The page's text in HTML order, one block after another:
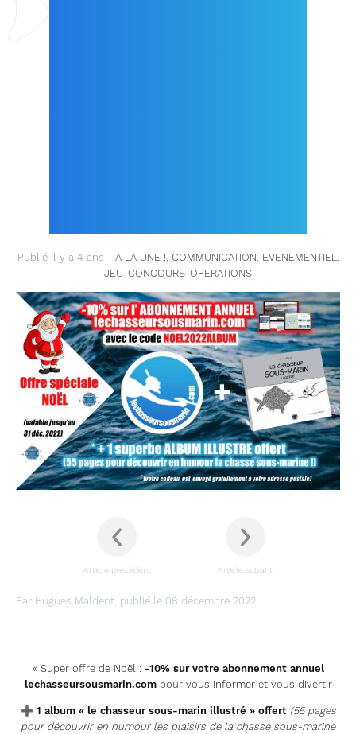
Publié il y a 4 ans - A LA UNE !, COMMUNICATION, EVENEMENTIEL,
JEU-CONCOURS-OPERATIONS
Article précédent Article suivant
Par Hugues Maldent, publié le 08 décembre 2022.
« Super offre de Noël : -10% sur votre abonnement annuel
lechasseursousmarin.com pour vous informer et vous divertir
➕ 1 album « le chasseur sous-marin illustré » offert (55 pages
pour découvrir en humour les plaisirs de la chasse sous-marine